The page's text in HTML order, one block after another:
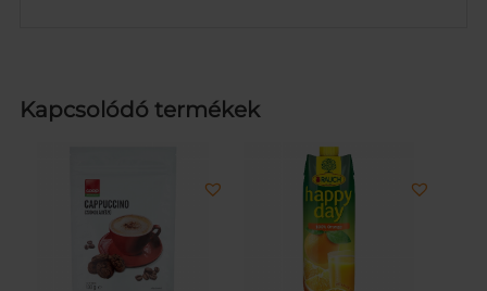
Kapcsolódó termékek